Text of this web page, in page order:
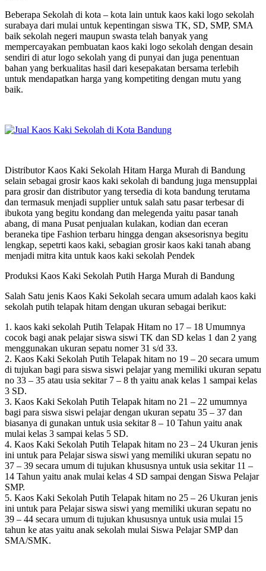
Beberapa Sekolah di kota – kota lain untuk kaos kaki logo sekolah
surabaya dari mulai untuk kepentingan siswa TK, SD, SMP, SMA
baik sekolah negeri maupun swasta telah banyak yang
mempercayakan pembuatan kaos kaki logo sekolah dengan desain
sendiri di atur logo sekolah yang di punyai dan juga penentuan
bahan yang berkualitas hasil dari kesepakatan bersama terlebih
untuk mendapatkan harga yang kompetiting dengan mutu yang
baik.
Distributor Kaos Kaki Sekolah Hitam Harga Murah di Bandung
selain sebagai grosir kaos kaki sekolah di bandung juga mensupplai
para grosir dan distributor yang tersedia di kota bandung terutama
dan termasuk menjadi supplier untuk salah satu pasar terbesar di
ibukota yang begitu kondang dan melegenda yaitu pasar tanah
abang, di mana Pusat penjualan kulakan, kodian dan eceran
beraneka tipe Fashion terbaru hingga dengan aksesorisnya begitu
lengkap, sepetrti kaos kaki, sebagian grosir kaos kaki tanah abang
menjadi mitra kita untuk kaos kaki sekolah Pendek
Produksi Kaos Kaki Sekolah Putih Harga Murah di Bandung
Salah Satu jenis Kaos Kaki Sekolah secara umum adalah kaos kaki
sekolah putih telapak hitam dengan ukuran sebagai berikut:
1. kaos kaki sekolah Putih Telapak Hitam no 17 – 18 Umumnya
cocok bagi anak pelajar siswa siswi TK dan SD kelas 1 dan 2 yang
menggunakan ukuran sepatu nomer 31 s/d 33.
2. Kaos Kaki Sekolah Putih Telapak hitam no 19 – 20 secara umum
di tujukan bagi para siswa siswi pelajar yang memiliki ukuran sepatu
no 33 – 35 atau usia sekitar 7 – 8 th yaitu anak kelas 1 sampai kelas
3 SD.
3. Kaos Kaki Sekolah Putih Telapak hitam no 21 – 22 umumnya
bagi para siswa siswi pelajar dengan ukuran sepatu 35 – 37 dan
biasanya di gunakan untuk usia sekitar 8 – 10 Tahun yaitu anak
mulai kelas 3 sampai kelas 5 SD.
4. Kaos Kaki Sekolah Putih Telapak hitam no 23 – 24 Ukuran jenis
ini untuk para Pelajar siswa siswi yang memiliki ukuran sepatu no
37 – 39 secara umum di tujukan khususnya untuk usia sekitar 11 –
14 Tahun yaitu anak mulai kelas 4 SD sampai dengan Siswa Pelajar
SMP.
5. Kaos Kaki Sekolah Putih Telapak hitam no 25 – 26 Ukuran jenis
ini untuk para Pelajar siswa siswi yang memiliki ukuran sepatu no
39 – 44 secara umum di tujukan khususnya untuk usia mulai 15
tahun ke atas yaitu anak sekolah mulai Siswa Pelajar SMP dan
SMA/SMK.